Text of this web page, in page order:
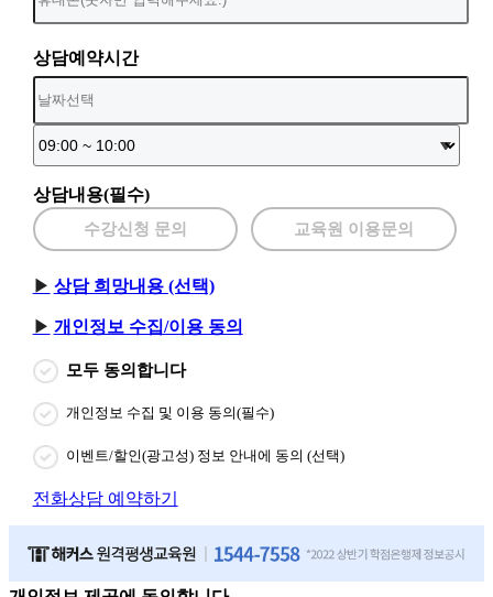
상담예약시간
상담내용(필수)
수강신청 문의 교육원 이용문의
상담 희망내용 (선택)
개인정보 수집/이용 동의
모두 동의합니다
개인정보 수집 및 이용 동의(필수)
이벤트/할인(광고성) 정보 안내에 동의 (선택)
전화상담 예약하기